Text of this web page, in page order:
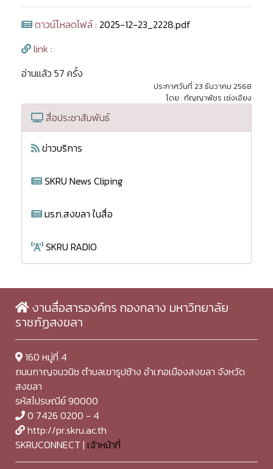
ดาวน์โหลดไฟล์ : 2025-12-23_2228.pdf
link :
อ่านแล้ว 57 ครั้ง
ประกาศวันที่ 23 ธันวาคม 2568
โดย : กัญญาพัชร เซ่งเอียง
สื่อประชาสัมพันธ์
ข่าวบริการ
SKRU News Cliping
มรภ.สงขลา ในสื่อ
SKRU RADIO
งานสื่อสารองค์กร กองกลาง มหาวิทยาลัย
ราชภัฏสงขลา
160 หมู่ที่ 4
ถนนกาญจนวนิช ตำบลเขารูปช้าง อำเภอเมืองสงขลา จังหวัด
สงขลา
รหัสไปรษณีย์ 90000
0 7426 0200 - 4
http://pr.skru.ac.th
SKRUCONNECT | เจ้าหน้าที่